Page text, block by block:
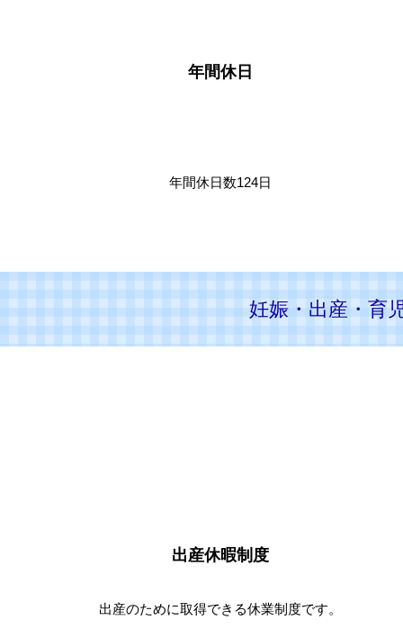
年間休日
年間休日数124日
妊娠・出産・育
出産休暇制度
出産のために取得できる休業制度です。